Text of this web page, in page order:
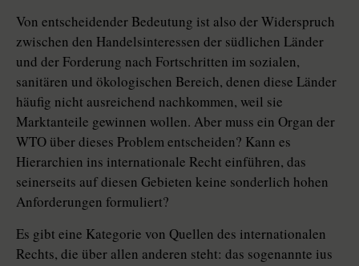
Von entscheidender Bedeutung ist also der Widerspruch
zwischen den Handelsinteressen der südlichen Länder
und der Forderung nach Fortschritten im sozialen,
sanitären und ökologischen Bereich, denen diese Länder
häufig nicht ausreichend nachkommen, weil sie
Marktanteile gewinnen wollen. Aber muss ein Organ der
WTO über dieses Problem entscheiden? Kann es
Hierarchien ins internationale Recht einführen, das
seinerseits auf diesen Gebieten keine sonderlich hohen
Anforderungen formuliert?
Es gibt eine Kategorie von Quellen des internationalen
Rechts, die über allen anderen steht: das sogenannte ius